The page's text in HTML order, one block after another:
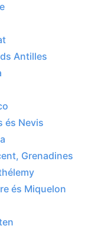
Antilles
Nevis
Grenadines
és Miquelon